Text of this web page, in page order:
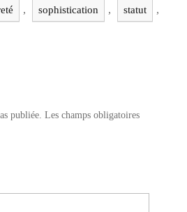
, sophistication , statut ,
publiée. Les champs obligatoires